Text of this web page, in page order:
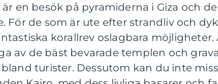
en besök på pyramiderna i Giza och
För de som är ute efter strandliv och
korallrev oslagbara möjligheter.
av de bäst bevarade templen och
turister. Dessutom kan du inte